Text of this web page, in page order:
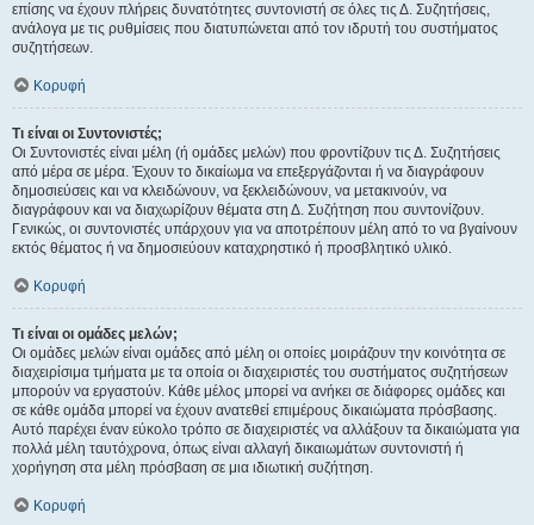
επίσης να έχουν πλήρεις δυνατότητες συντονιστή σε όλες τις Δ. Συζητήσεις,
ανάλογα με τις ρυθμίσεις που διατυπώνεται από τον ιδρυτή του συστήματος
συζητήσεων.
Κορυφή
Τι είναι οι Συντονιστές;
Οι Συντονιστές είναι μέλη (ή ομάδες μελών) που φροντίζουν τις Δ. Συζητήσεις
από μέρα σε μέρα. Έχουν το δικαίωμα να επεξεργάζονται ή να διαγράφουν
δημοσιεύσεις και να κλειδώνουν, να ξεκλειδώνουν, να μετακινούν, να
διαγράφουν και να διαχωρίζουν θέματα στη Δ. Συζήτηση που συντονίζουν.
Γενικώς, οι συντονιστές υπάρχουν για να αποτρέπουν μέλη από το να βγαίνουν
εκτός θέματος ή να δημοσιεύουν καταχρηστικό ή προσβλητικό υλικό.
Κορυφή
Τι είναι οι ομάδες μελών;
Οι ομάδες μελών είναι ομάδες από μέλη οι οποίες μοιράζουν την κοινότητα σε
διαχειρίσιμα τμήματα με τα οποία οι διαχειριστές του συστήματος συζητήσεων
μπορούν να εργαστούν. Κάθε μέλος μπορεί να ανήκει σε διάφορες ομάδες και
σε κάθε ομάδα μπορεί να έχουν ανατεθεί επιμέρους δικαιώματα πρόσβασης.
Αυτό παρέχει έναν εύκολο τρόπο σε διαχειριστές να αλλάξουν τα δικαιώματα για
πολλά μέλη ταυτόχρονα, όπως είναι αλλαγή δικαιωμάτων συντονιστή ή
χορήγηση στα μέλη πρόσβαση σε μια ιδιωτική συζήτηση.
Κορυφή